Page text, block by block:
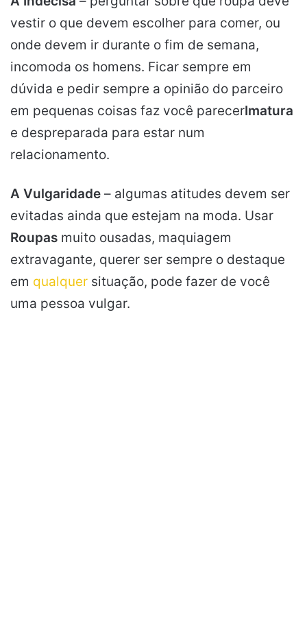
vestir o que devem escolher para comer, ou
onde devem ir durante o fim de semana,
incomoda os homens. Ficar sempre em
dúvida e pedir sempre a opinião do parceiro
em pequenas coisas faz você parecerImatura
e despreparada para estar num
relacionamento.
A Vulgaridade – algumas atitudes devem ser
evitadas ainda que estejam na moda. Usar
Roupas muito ousadas, maquiagem
extravagante, querer ser sempre o destaque
em qualquer situação, pode fazer de você
uma pessoa vulgar.